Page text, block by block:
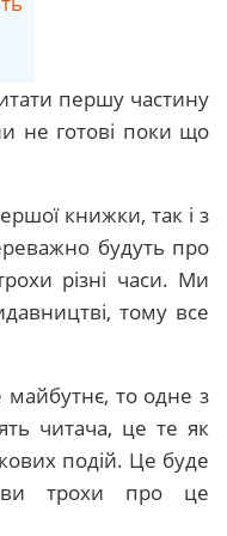
першу частину
не готові поки що
книжки, так і з
будуть про
різні часи. Ми
тому все
то одне з
читача, це те як
подій. Це буде
трохи про це